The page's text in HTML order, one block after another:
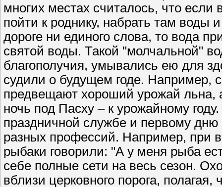
многих местах считалось, что
пойти к роднику, набрать там воды
дороге ни единого слова, то вода
святой воды. Такой "молчальной"
благополучия, умывались ею для
судили о будущем годе. Например,
предвещают хороший урожай льна,
ночь под Пасху – к урожайному
праздничной службе и первому
разных профессий. Например, при
рыбаки говорили: "А у меня рыба
себе полные сети на весь сезон.
вблизи церковного порога, полагая,